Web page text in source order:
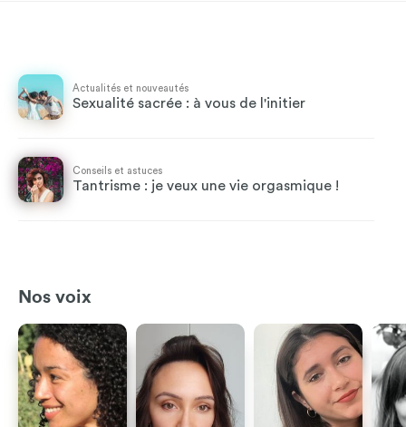
Actualités et nouveautés
Sexualité sacrée : à vous de l'initier
Conseils et astuces
Tantrisme : je veux une vie orgasmique !
Nos voix